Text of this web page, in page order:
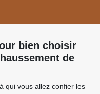
bien choisir
de
qui vous allez confier les